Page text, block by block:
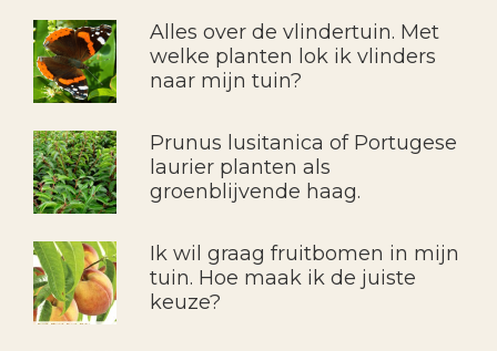
Alles over de vlindertuin. Met
welke planten lok ik vlinders
naar mijn tuin?
Prunus lusitanica of Portugese
laurier planten als
groenblijvende haag.
Ik wil graag fruitbomen in mijn
tuin. Hoe maak ik de juiste
keuze?